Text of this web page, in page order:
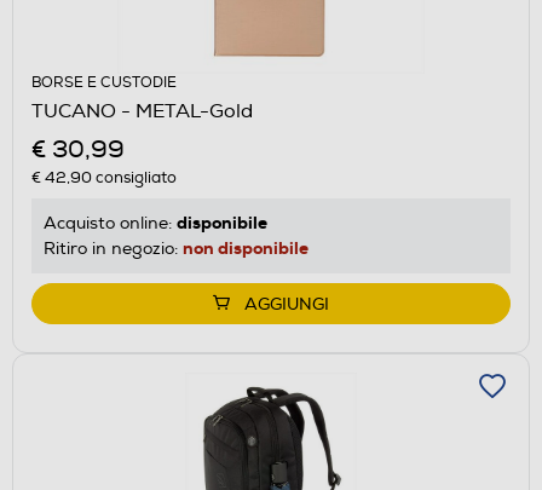
BORSE E CUSTODIE
TUCANO - METAL-Gold
€ 30,99
€ 42,90consigliato
Acquisto online: disponibile
Ritiro in negozio: non disponibile
AGGIUNGI